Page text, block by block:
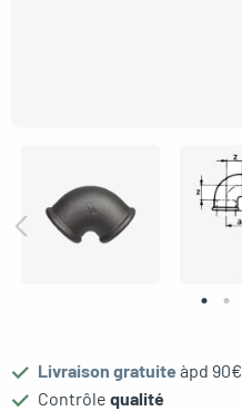
Livraison gratuite àpd 90€
Contrôle qualité
menu